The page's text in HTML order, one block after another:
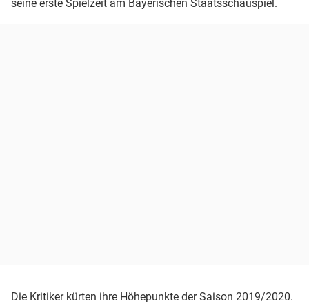
seine erste Spielzeit am Bayerischen Staatsschauspiel.
Die Kritiker kürten ihre Höhepunkte der Saison 2019/2020.